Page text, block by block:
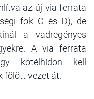
az új via ferrata
fok C és D), de
a vadregényes
A via ferrata
kötélhídon kell
fölött vezet át.